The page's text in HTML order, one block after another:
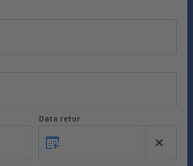
Data retur